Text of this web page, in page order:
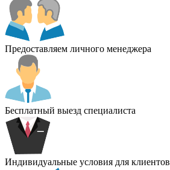
Предоставляем личного менеджера
Бесплатный выезд специалиста
Индивидуальные условия для клиентов